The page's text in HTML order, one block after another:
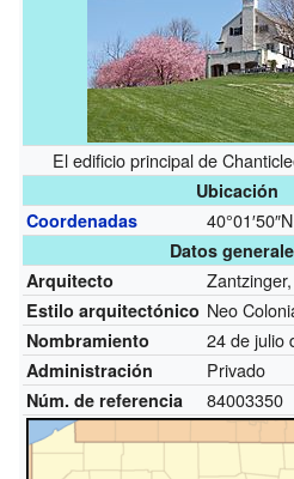
El edificio principal de
Ubicación
Coordenadas
40°01′50″N
Datos
Arquitecto
Estilo arquitectónico Neo
Nombramiento 24 de julio
Administración Privado
Núm. de referencia 84003350